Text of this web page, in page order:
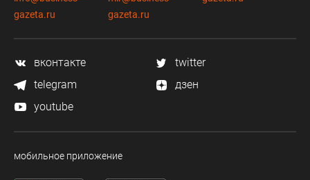
gazeta.ru
gazeta.ru
вконтакте
twitter
telegram
дзен
youtube
мобильное приложение